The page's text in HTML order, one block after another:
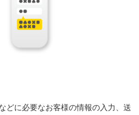
どに必要なお客様の情報の入力、送